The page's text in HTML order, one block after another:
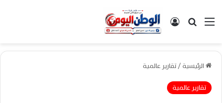
القائمةبحث عن تسجيل الدخول
الرئيسية/تقارير عالمية
تقارير عالمية